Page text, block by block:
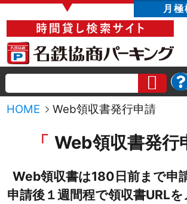
▼ 月極
HOME Web領収書発行申請
Web領収書発行
Web領収書は180日前まで申
申請後１週間程で領収書URL